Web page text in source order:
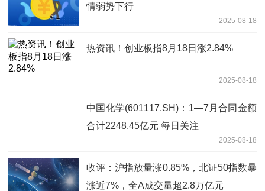
情弱势下行
2025-08-18
热资讯！创业板指8月18日涨2.84%
2025-08-18
中国化学(601117.SH)：1—7月合同金额
合计2248.45亿元 每日关注
2025-08-18
收评：沪指放量涨0.85%，北证50指数暴
涨近7%，全A成交量超2.8万亿元